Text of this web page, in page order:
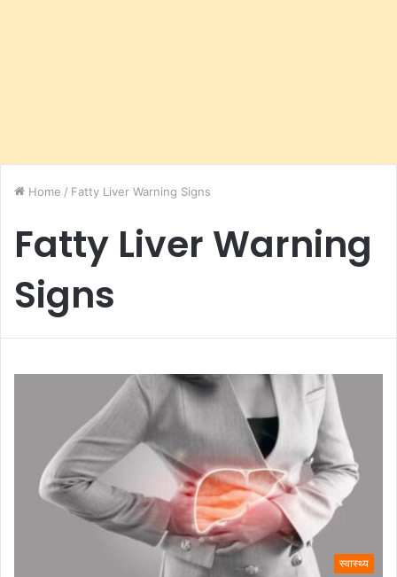
Home / Fatty Liver Warning Signs
Fatty Liver Warning
Signs
स्वास्थ्य